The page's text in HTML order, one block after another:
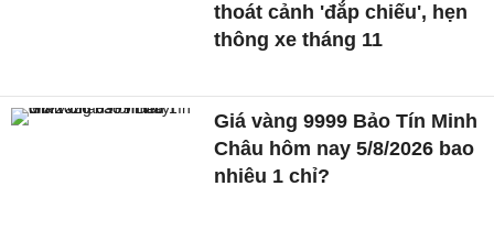
thoát cảnh 'đắp chiếu', hẹn
thông xe tháng 11
Giá vàng 9999 Bảo Tín Minh
Châu hôm nay 5/8/2026 bao
nhiêu 1 chỉ?